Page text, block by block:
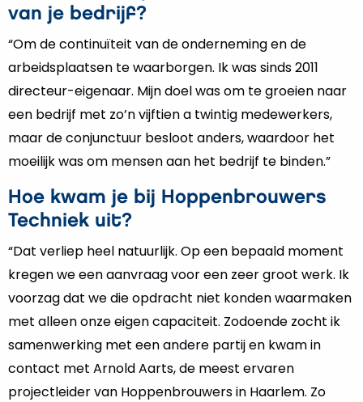
van je bedrijf?
“Om de continuïteit van de onderneming en de
arbeidsplaatsen te waarborgen. Ik was sinds 2011
directeur-eigenaar. Mijn doel was om te groeien naar
een bedrijf met zo’n vijftien a twintig medewerkers,
maar de conjunctuur besloot anders, waardoor het
moeilijk was om mensen aan het bedrijf te binden.”
Hoe kwam je bij Hoppenbrouwers
Techniek uit?
“Dat verliep heel natuurlijk. Op een bepaald moment
kregen we een aanvraag voor een zeer groot werk. Ik
voorzag dat we die opdracht niet konden waarmaken
met alleen onze eigen capaciteit. Zodoende zocht ik
samenwerking met een andere partij en kwam in
contact met Arnold Aarts, de meest ervaren
projectleider van Hoppenbrouwers in Haarlem. Zo